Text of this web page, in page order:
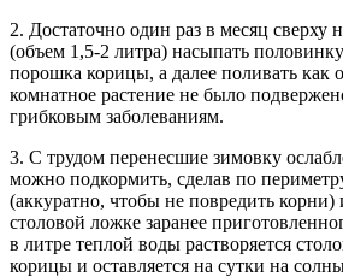
2. Достаточно один раз в месяц сверху
(объем 1,5-2 литра) насыпать
порошка корицы, а далее поливать как
комнатное растение не было
грибковым заболеваниям.
3. С трудом перенесшие зимовку
можно подкормить, сделав по
(аккуратно, чтобы не повредить
столовой ложке заранее
в литре теплой воды растворяется
корицы и оставляется на сутки на